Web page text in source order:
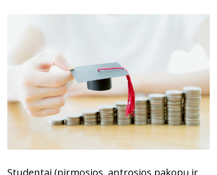
Studentai (pirmosios, antrosios pakopų ir